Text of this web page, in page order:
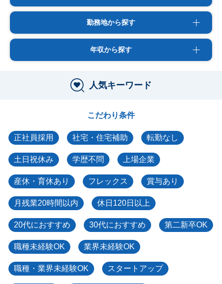
勤務地から探す
年収から探す
人気キーワード
こだわり条件
正社員採用 社宅・住宅補助 転勤なし
土日祝休み 学歴不問 上場企業
産休・育休あり フレックス 賞与あり
月残業20時間以内 休日120日以上
20代におすすめ 30代におすすめ 第二新卒OK
職種未経験OK 業界未経験OK
職種・業界未経験OK スタートアップ